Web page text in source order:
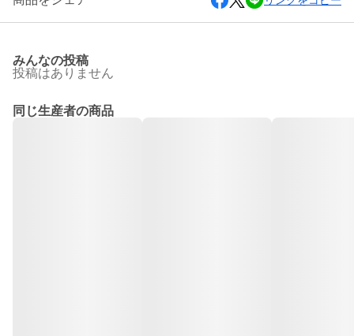
みんなの投稿
投稿はありません
同じ生産者の商品